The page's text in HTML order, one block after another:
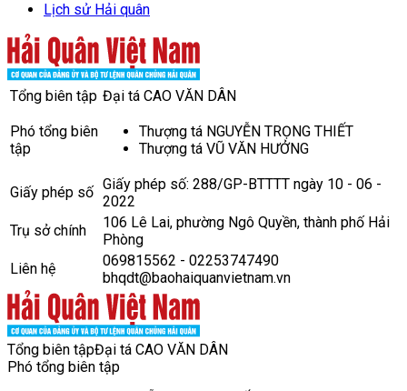
Lịch sử Hải quân
Tổng biên tập Đại tá CAO VĂN DÂN
Phó tổng biên
tập
Thượng tá NGUYỄN TRỌNG THIẾT
Thượng tá VŨ VĂN HƯỞNG
Giấy phép số Giấy phép số: 288/GP-BTTTT ngày 10 - 06 -
2022
Trụ sở chính
106 Lê Lai, phường Ngô Quyền, thành phố Hải
Phòng
Liên hệ
069815562 - 02253747490
bhqdt@baohaiquanvietnam.vn
Tổng biên tậpĐại tá CAO VĂN DÂN
Phó tổng biên tập